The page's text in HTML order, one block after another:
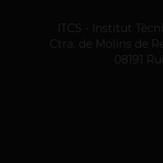
ITCS - Institut
Ctra. de Molins de
08191